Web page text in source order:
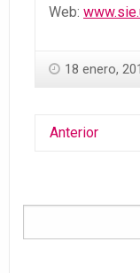
Web:
18 enero,
Anterior